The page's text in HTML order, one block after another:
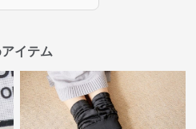
イテム